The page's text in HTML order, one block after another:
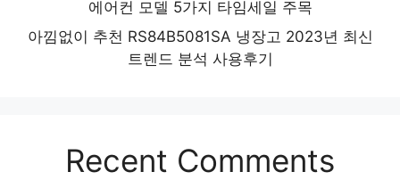
에어컨 모델 5가지 타임세일 주목
아낌없이 추천 RS84B5081SA 냉장고 2023년 최신
트렌드 분석 사용후기
Recent Comments